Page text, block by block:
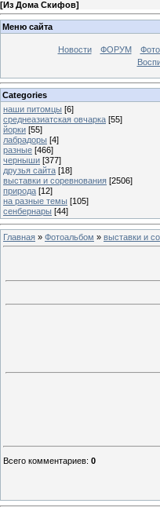
[Из Дома Скифов]
Меню сайта
Новости ФОРУМ
Categories
наши питомцы [6]
среднеазиатская овчарка [55]
йорки [55]
лабрадоры [4]
разные [466]
черныши [377]
друзья сайта [18]
выставки и соревнования [2506]
природа [12]
на разные темы [105]
сенбернары [44]
Главная » Фотоальбом » выставки и
Всего комментариев: 0